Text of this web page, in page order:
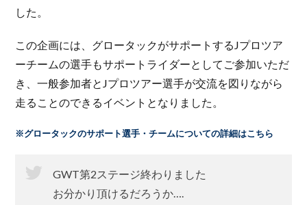
した。
この企画には、グロータックがサポートするJプロツア
ーチームの選手もサポートライダーとしてご参加いただ
き、一般参加者とJプロツアー選手が交流を図りながら
走ることのできるイベントとなりました。
※グロータックのサポート選手・チームについての詳細はこちら
GWT第2ステージ終わりました
お分かり頂けるだろうか….